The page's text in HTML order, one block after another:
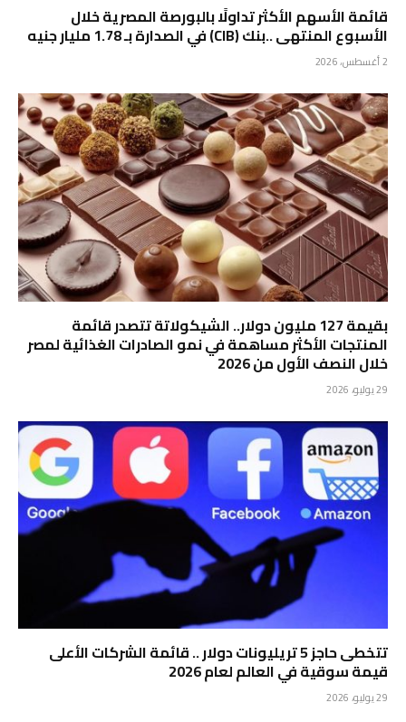
قائمة الأسهم الأكثر تداولًا بالبورصة المصرية خلال
الأسبوع المنتهى ..بنك (CIB) في الصدارة بـ 1.78 مليار جنيه
2 أغسطس، 2026
بقيمة 127 مليون دولار.. الشيكولاتة تتصدر قائمة
المنتجات الأكثر مساهمة في نمو الصادرات الغذائية لمصر
خلال النصف الأول من 2026
29 يوليو، 2026
تتخطى حاجز 5 تريليونات دولار .. قائمة الشركات الأعلى
قيمة سوقية في العالم لعام 2026
29 يوليو، 2026